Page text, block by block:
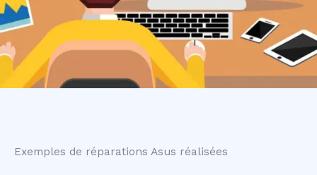
Exemples de réparations Asus réalisées